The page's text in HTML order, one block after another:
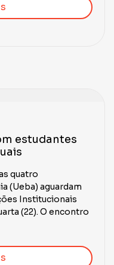
estudantes
quatro
(Ueba) aguardam
Institucionais
(22). O encontro